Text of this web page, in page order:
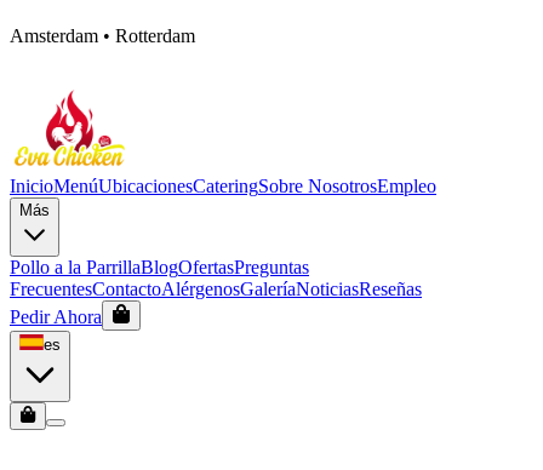
Amsterdam • Rotterdam
InicioMenúUbicacionesCateringSobre NosotrosEmpleo
Más
Pollo a la ParrillaBlogOfertasPreguntas
FrecuentesContactoAlérgenosGaleríaNoticiasReseñas
Pedir Ahora
es